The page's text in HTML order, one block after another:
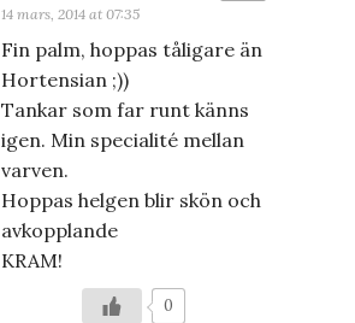
14 mars, 2014 at 07:35
Fin palm, hoppas tåligare än
Hortensian ;))
Tankar som far runt känns
igen. Min specialité mellan
varven.
Hoppas helgen blir skön och
avkopplande
KRAM!
0